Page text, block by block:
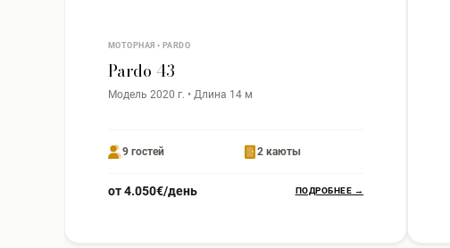
МОТОРНАЯ • PARDO
Pardo 43
Модель 2020 г. • Длина 14 м
9 гостей 2 каюты
от 4.050€/день ПОДРОБНЕЕ →